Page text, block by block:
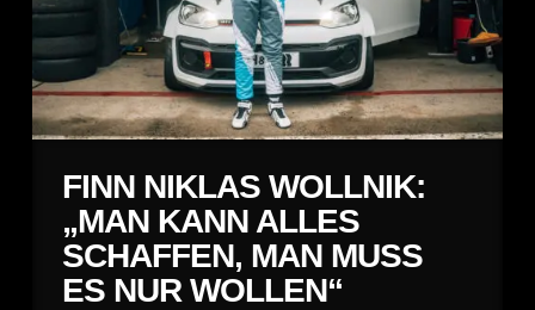
FINN NIKLAS WOLLNIK:
„MAN KANN ALLES
SCHAFFEN, MAN MUSS
ES NUR WOLLEN“